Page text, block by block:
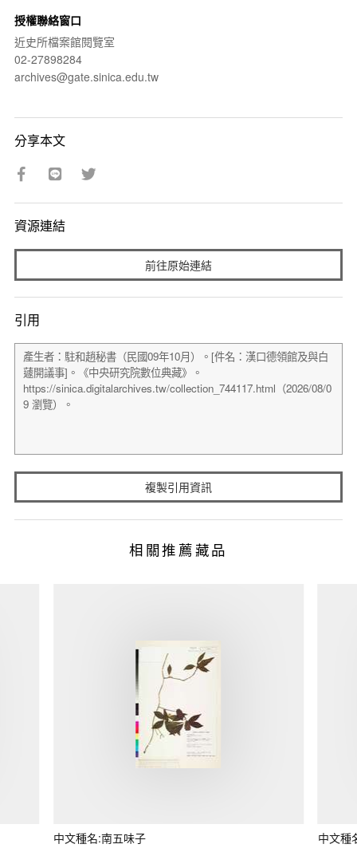
授權聯絡窗口
近史所檔案館閱覽室
02-27898284
archives@gate.sinica.edu.tw
分享本文
資源連結
前往原始連結
引用
複製引用資訊
相關推薦藏品
中文種名:南五味子 中文種